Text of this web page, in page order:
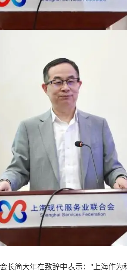
长简大年在致辞中表示："上海作